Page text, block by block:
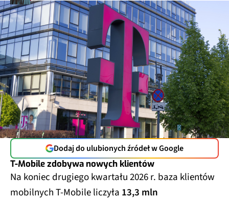
Dodaj do ulubionych źródeł w Google
T-Mobile zdobywa nowych klientów
Na koniec drugiego kwartału 2026 r. baza klientów
mobilnych T-Mobile liczyła 13,3 mln